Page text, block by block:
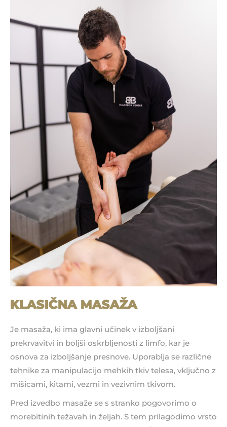
KLASIČNA MASAŽA
Je masaža, ki ima glavni učinek v izboljšani
prekrvavitvi in boljši oskrbljenosti z limfo, kar je
osnova za izboljšanje presnove. Uporablja se različne
tehnike za manipulacijo mehkih tkiv telesa, vključno z
mišicami, kitami, vezmi in vezivnim tkivom.
Pred izvedbo masaže se s stranko pogovorimo o
morebitinih težavah in željah. S tem prilagodimo vrsto